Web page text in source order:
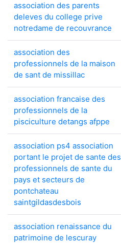
association des parents
deleves du college prive
notredame de recouvrance
association des
professionnels de la maison
de sant de missillac
association francaise des
professionnels de la
pisciculture detangs afppe
association ps4 association
portant le projet de sante des
professionnels de sante du
pays et secteurs de
pontchateau
saintgildasdesbois
association renaissance du
patrimoine de lescuray